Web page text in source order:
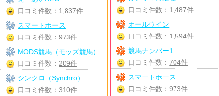
口コミ件数： 1,487件
オールウイン
口コミ件数： 1,594件
競馬ナンバー1
口コミ件数：704件
スマートホース
口コミ件数：973件
口コミ件数： 1,837件
スマートホース
口コミ件数： 973件
MODS競馬（モッズ競馬）
口コミ件数： 209件
シンクロ（Synchro）
口コミ件数： 310件